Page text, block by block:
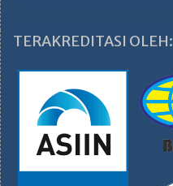
TERAKREDITASI OLEH: